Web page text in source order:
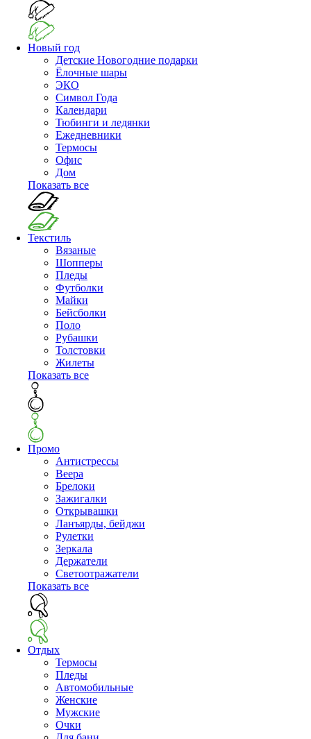
Новый год
Детские Новогодние подарки
Ёлочные шары
ЭКО
Символ Года
Календари
Тюбинги и ледянки
Ежедневники
Термосы
Офис
Дом
Показать все
Текстиль
Вязаные
Шопперы
Пледы
Футболки
Майки
Бейсболки
Поло
Рубашки
Толстовки
Жилеты
Показать все
Промо
Антистрессы
Веера
Брелоки
Зажигалки
Открывашки
Ланъярды, бейджи
Рулетки
Зеркала
Держатели
Светоотражатели
Показать все
Отдых
Термосы
Пледы
Автомобильные
Женские
Мужские
Очки